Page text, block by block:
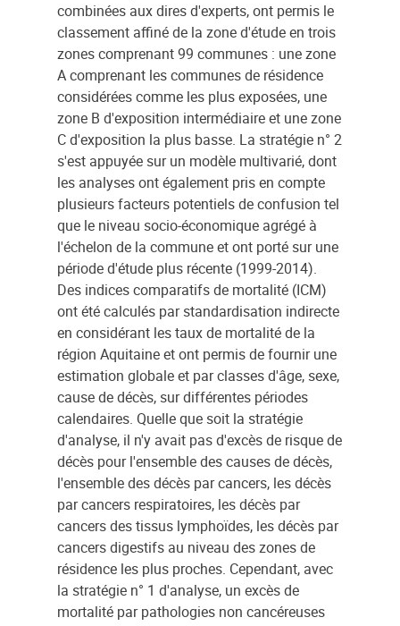
combinées aux dires d'experts, ont permis le
classement affiné de la zone d'étude en trois
zones comprenant 99 communes : une zone
A comprenant les communes de résidence
considérées comme les plus exposées, une
zone B d'exposition intermédiaire et une zone
C d'exposition la plus basse. La stratégie n° 2
s'est appuyée sur un modèle multivarié, dont
les analyses ont également pris en compte
plusieurs facteurs potentiels de confusion tel
que le niveau socio-économique agrégé à
l'échelon de la commune et ont porté sur une
période d'étude plus récente (1999-2014).
Des indices comparatifs de mortalité (ICM)
ont été calculés par standardisation indirecte
en considérant les taux de mortalité de la
région Aquitaine et ont permis de fournir une
estimation globale et par classes d'âge, sexe,
cause de décès, sur différentes périodes
calendaires. Quelle que soit la stratégie
d'analyse, il n'y avait pas d'excès de risque de
décès pour l'ensemble des causes de décès,
l'ensemble des décès par cancers, les décès
par cancers respiratoires, les décès par
cancers des tissus lymphoïdes, les décès par
cancers digestifs au niveau des zones de
résidence les plus proches. Cependant, avec
la stratégie n° 1 d'analyse, un excès de
mortalité par pathologies non cancéreuses